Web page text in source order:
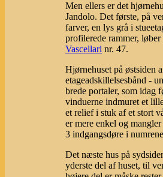
Men ellers er det
Jandolo. Det første, på
farver, en lys grå i
profilerede rammer,
Vascellari nr. 47.
Hjørnehuset på østsiden
etageadskillelsesbånd -
brede portaler, som idag
vinduerne indmuret et
et relief i stuk af et stort
er mere enkel og
3 indgangsdøre i
Det næste hus på
yderste del af huset, til